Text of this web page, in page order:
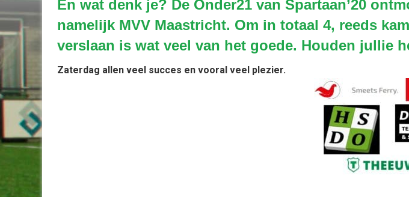
En wat denk je? De Onder21 van Spartaan’20
namelijk MVV Maastricht. Om in totaal 4, reeds
verslaan is wat veel van het goede. Houden jullie
Zaterdag allen veel succes en vooral veel plezier.